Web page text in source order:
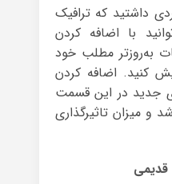
داشتید که ترافیک
با اضافه کردن
به‌روز‌تر مطلب خود
کنید. اضافه کردن
جدید در این قسمت
و میزان تاثیرگذاری